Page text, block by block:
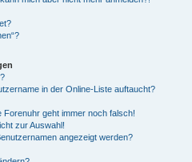
in der Online-Liste auftaucht?
Forenuhr geht immer noch falsch!
zur Auswahl!
angezeigt werden?